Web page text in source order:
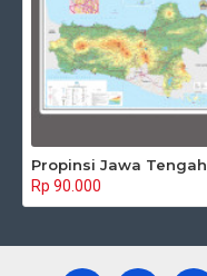
Propinsi Jawa Tengah
Rp 90.000